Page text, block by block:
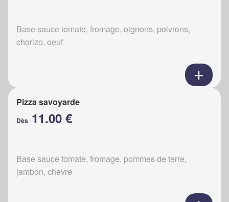
Base sauce tomate, fromage, oignons, poivrons,
chorizo, oeuf
Pizza savoyarde
Dès 11.00 €
Base sauce tomate, fromage, pommes de terre,
jambon, chèvre